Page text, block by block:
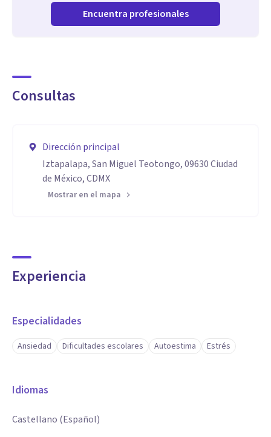
Encuentra profesionales
Consultas
Dirección principal
Iztapalapa, San Miguel Teotongo, 09630 Ciudad
de México, CDMX
Mostrar en el mapa
Experiencia
Especialidades
Ansiedad Dificultades escolares Autoestima Estrés
Idiomas
Castellano (Español)